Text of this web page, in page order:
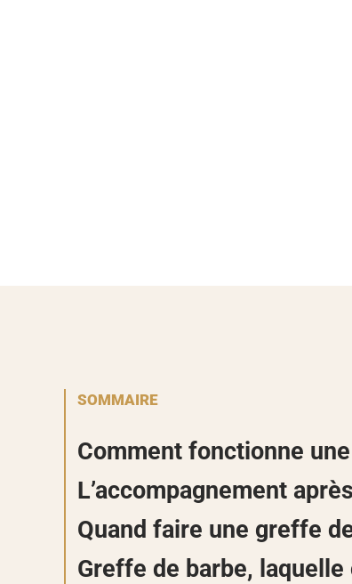
SOMMAIRE
Comment fonctionne
L’accompagnement
Quand faire une greffe
Greffe de barbe, laquelle